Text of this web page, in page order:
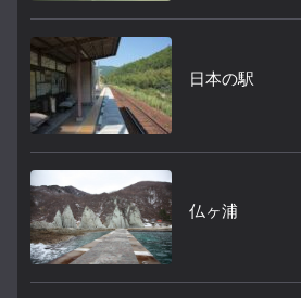
日本の駅
仏ヶ浦